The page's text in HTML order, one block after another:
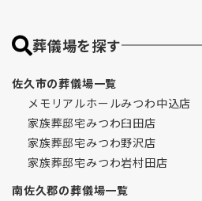
葬儀場を探す
佐久市の葬儀場一覧
メモリアルホールみつわ中込店
家族葬邸宅みつわ臼田店
家族葬邸宅みつわ野沢店
家族葬邸宅みつわ岩村田店
南佐久郡の葬儀場一覧